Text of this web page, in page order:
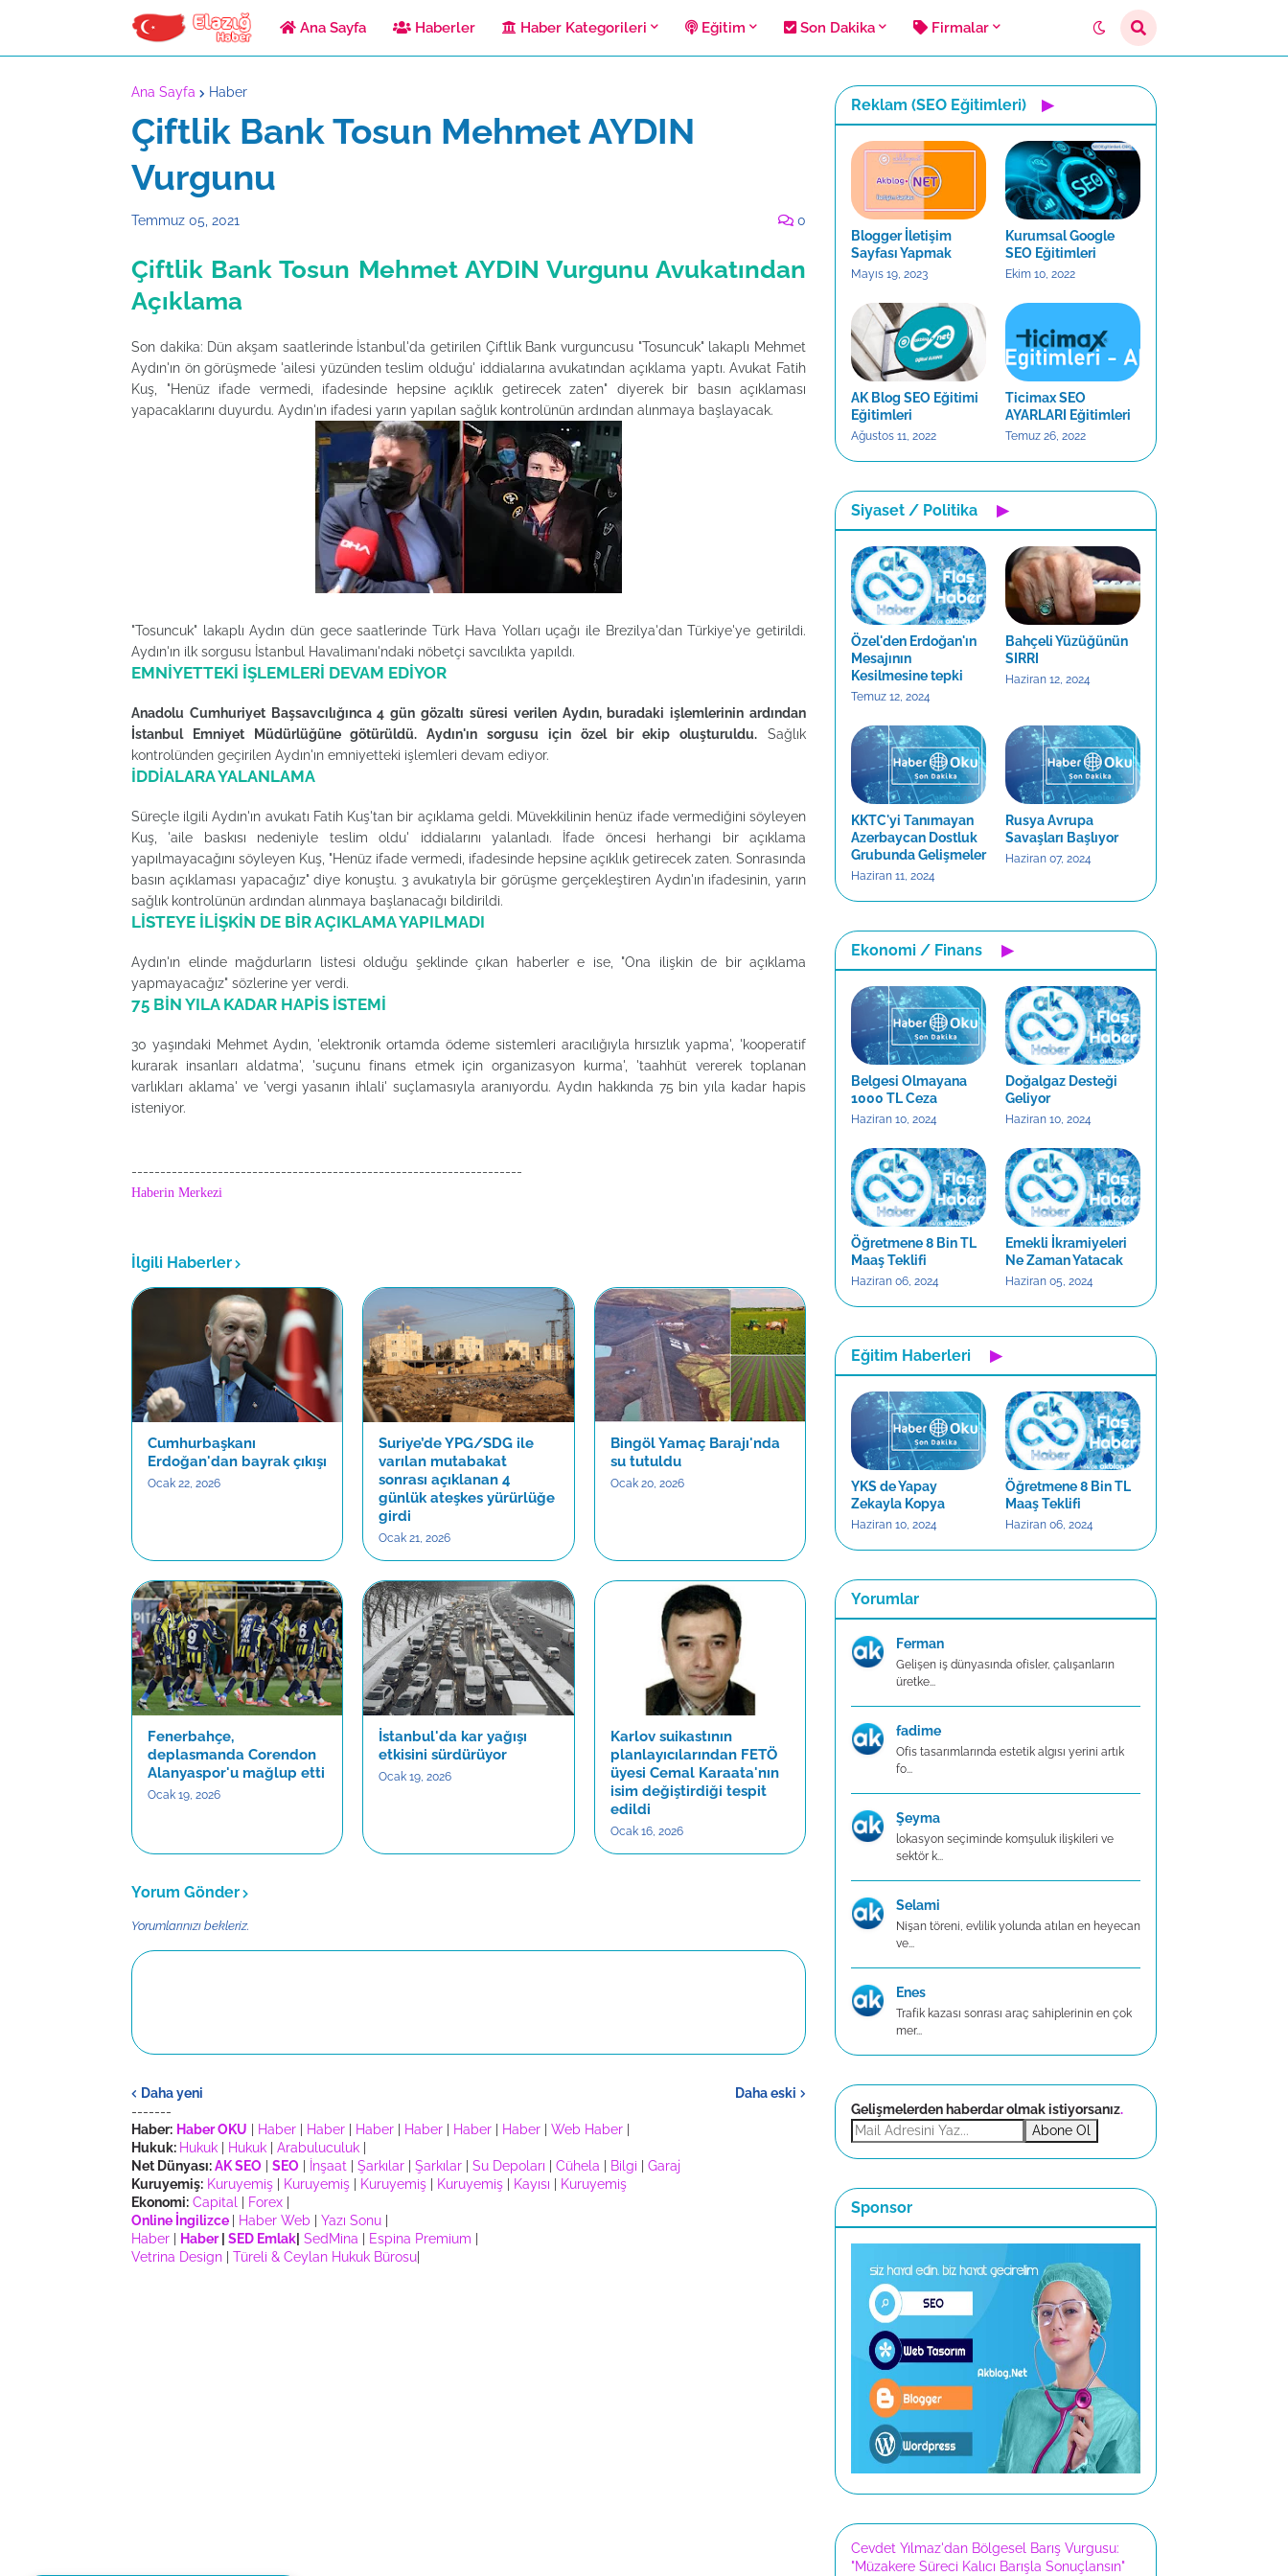
Ana Sayfa Haberler Haber Kategorileri Eğitim Son Dakika Firmalar
Ana Sayfa Haber
Çiftlik Bank Tosun Mehmet AYDIN
Vurgunu
Temmuz 05, 2021 0
Çiftlik Bank Tosun Mehmet AYDIN Vurgunu Avukatından
Açıklama
Son dakika: Dün akşam saatlerinde İstanbul'da getirilen Çiftlik Bank vurguncusu "Tosuncuk" lakaplı Mehmet
Aydın'ın ön görüşmede 'ailesi yüzünden teslim olduğu' iddialarına avukatından açıklama yaptı. Avukat Fatih
Kuş, "Henüz ifade vermedi, ifadesinde hepsine açıklık getirecek zaten" diyerek bir basın açıklaması
yapacaklarını duyurdu. Aydın'ın ifadesi yarın yapılan sağlık kontrolünün ardından alınmaya başlayacak.
"Tosuncuk" lakaplı Aydın dün gece saatlerinde Türk Hava Yolları uçağı ile Brezilya'dan Türkiye'ye getirildi.
Aydın'ın ilk sorgusu İstanbul Havalimanı'ndaki nöbetçi savcılıkta yapıldı.
EMNİYETTEKİ İŞLEMLERİ DEVAM EDİYOR
Anadolu Cumhuriyet Başsavcılığınca 4 gün gözaltı süresi verilen Aydın, buradaki işlemlerinin ardından
İstanbul Emniyet Müdürlüğüne götürüldü. Aydın'ın sorgusu için özel bir ekip oluşturuldu. Sağlık
kontrolünden geçirilen Aydın'ın emniyetteki işlemleri devam ediyor.
İDDİALARA YALANLAMA
Süreçle ilgili Aydın'ın avukatı Fatih Kuş'tan bir açıklama geldi. Müvekkilinin henüz ifade vermediğini söyleyen
Kuş, 'aile baskısı nedeniyle teslim oldu' iddialarını yalanladı. İfade öncesi herhangi bir açıklama
yapılmayacağını söyleyen Kuş, "Henüz ifade vermedi, ifadesinde hepsine açıklık getirecek zaten. Sonrasında
basın açıklaması yapacağız" diye konuştu. 3 avukatıyla bir görüşme gerçekleştiren Aydın'ın ifadesinin, yarın
sağlık kontrolünün ardından alınmaya başlanacağı bildirildi.
LİSTEYE İLİŞKİN DE BİR AÇIKLAMA YAPILMADI
Aydın'ın elinde mağdurların listesi olduğu şeklinde çıkan haberler e ise, "Ona ilişkin de bir açıklama
yapmayacağız" sözlerine yer verdi.
75 BİN YILA KADAR HAPİS İSTEMİ
30 yaşındaki Mehmet Aydın, 'elektronik ortamda ödeme sistemleri aracılığıyla hırsızlık yapma', 'kooperatif
kurarak insanları aldatma', 'suçunu finans etmek için organizasyon kurma', 'taahhüt vererek toplanan
varlıkları aklama' ve 'vergi yasanın ihlali' suçlamasıyla aranıyordu. Aydın hakkında 75 bin yıla kadar hapis
isteniyor.
--------------------------------------------------------------------
Haberin Merkezi
İlgili Haberler
Cumhurbaşkanı
Erdoğan'dan bayrak çıkışı
Ocak 22, 2026
Suriye’de YPG/SDG ile
varılan mutabakat
sonrası açıklanan 4
günlük ateşkes yürürlüğe
girdi
Ocak 21, 2026
Bingöl Yamaç Barajı'nda
su tutuldu
Ocak 20, 2026
Fenerbahçe,
deplasmanda Corendon
Alanyaspor'u mağlup etti
Ocak 19, 2026
İstanbul'da kar yağışı
etkisini sürdürüyor
Ocak 19, 2026
Karlov suikastının
planlayıcılarından FETÖ
üyesi Cemal Karaata'nın
isim değiştirdiği tespit
edildi
Ocak 16, 2026
Yorum Gönder
Yorumlarınızı bekleriz.
Daha yeni
Daha eski
-------
Haber: Haber OKU Haber Haber Haber Haber Haber Haber Web Haber
Hukuk: Hukuk Hukuk Arabuluculuk
Net Dünyası:AK SEO SEO İnşaat Şarkılar Şarkılar Su Depoları Cühela Bilgi
Garaj
Kuruyemiş: Kuruyemiş Kuruyemiş Kuruyemiş Kuruyemiş Kayısı
Kuruyemiş
Ekonomi: Capital Forex
Online İngilizce
Haber Web Yazı Sonu
Haber
Haber| SED Emlak SedMina Espina Premium
Vetrina Design
Türeli & Ceylan Hukuk Bürosu
Reklam (SEO Eğitimleri) ▶
Blogger İletişim
Sayfası Yapmak
Mayıs 19, 2023
Kurumsal Google
SEO Eğitimleri
Ekim 10, 2022
AK Blog SEO Eğitimi
Eğitimleri
Ağustos 11, 2022
Ticimax SEO
AYARLARI Eğitimleri
Temuz 26, 2022
Siyaset / Politika ▶
Özel'den Erdoğan'ın
Mesajının
Kesilmesine tepki
Temuz 12, 2024
Bahçeli Yüzüğünün
SIRRI
Haziran 12, 2024
KKTC'yi Tanımayan
Azerbaycan Dostluk
Grubunda Gelişmeler
Haziran 11, 2024
Rusya Avrupa
Savaşları Başlıyor
Haziran 07, 2024
Ekonomi / Finans ▶
Belgesi Olmayana
1000 TL Ceza
Haziran 10, 2024
Doğalgaz Desteği
Geliyor
Haziran 10, 2024
Öğretmene 8 Bin TL
Maaş Teklifi
Haziran 06, 2024
Emekli İkramiyeleri
Ne Zaman Yatacak
Haziran 05, 2024
Eğitim Haberleri ▶
YKS de Yapay
Zekayla Kopya
Haziran 10, 2024
Öğretmene 8 Bin TL
Maaş Teklifi
Haziran 06, 2024
Yorumlar
Ferman
Gelişen iş dünyasında ofisler, çalışanların
üretke...
fadime
Ofis tasarımlarında estetik algısı yerini artık
fo...
Şeyma
lokasyon seçiminde komşuluk ilişkileri ve
sektör k...
Selami
Nişan töreni, evlilik yolunda atılan en heyecan
ve...
Enes
Trafik kazası sonrası araç sahiplerinin en çok
mer...
Gelişmelerden haberdar olmak istiyorsanız.
Abone Ol
Sponsor
Cevdet Yılmaz'dan Bölgesel Barış Vurgusu:
"Müzakere Süreci Kalıcı Barışla Sonuçlansın"